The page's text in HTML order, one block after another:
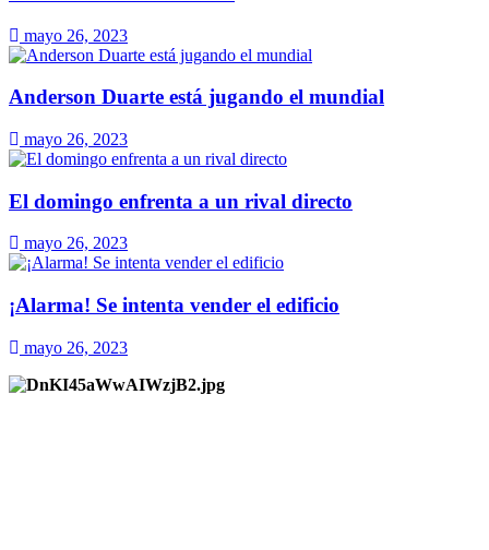
mayo 26, 2023
Anderson Duarte está jugando el mundial
mayo 26, 2023
El domingo enfrenta a un rival directo
mayo 26, 2023
¡Alarma! Se intenta vender el edificio
mayo 26, 2023